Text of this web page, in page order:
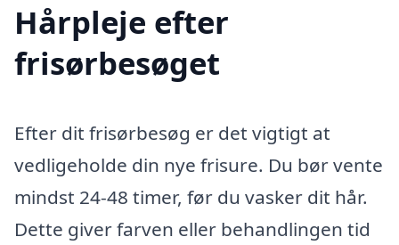
Hårpleje efter
frisørbesøget
Efter dit frisørbesøg er det vigtigt at
vedligeholde din nye frisure. Du bør vente
mindst 24-48 timer, før du vasker dit hår.
Dette giver farven eller behandlingen tid